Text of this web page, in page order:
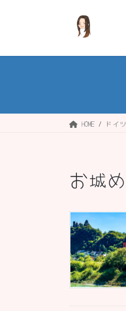
HOME ドイ
お城